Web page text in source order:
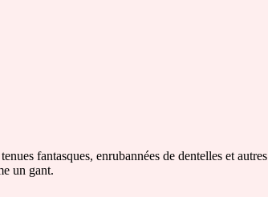
fantasques, enrubannées de dentelles et autres
un gant.